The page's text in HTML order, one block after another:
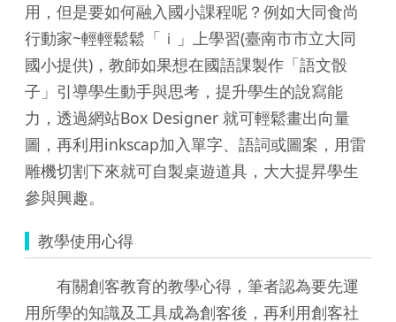
用，但是要如何融入國小課程呢？例如大同食尚
行動家~輕輕鬆鬆「ｉ」上學習(臺南市市立大同
國小提供)，教師如果想在國語課製作「語文骰
子」引導學生動手與思考，提升學生的說寫能
力，透過網站Box Designer 就可輕鬆畫出向量
圖，再利用inkscap加入單字、語詞或圖案，用雷
雕機切割下來就可自製桌遊道具，大大提昇學生
參與興趣。
教學使用心得
有關創客教育的教學心得，筆者認為要先運
用所學的知識及工具成為創客後，再利用創客社